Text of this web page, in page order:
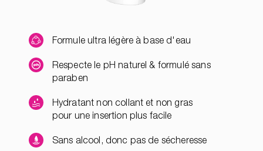
Formule ultra légère à base d'eau
Respecte le pH naturel & formulé sans
paraben
Hydratant non collant et non gras
pour une insertion plus facile
Sans alcool, donc pas de sécheresse